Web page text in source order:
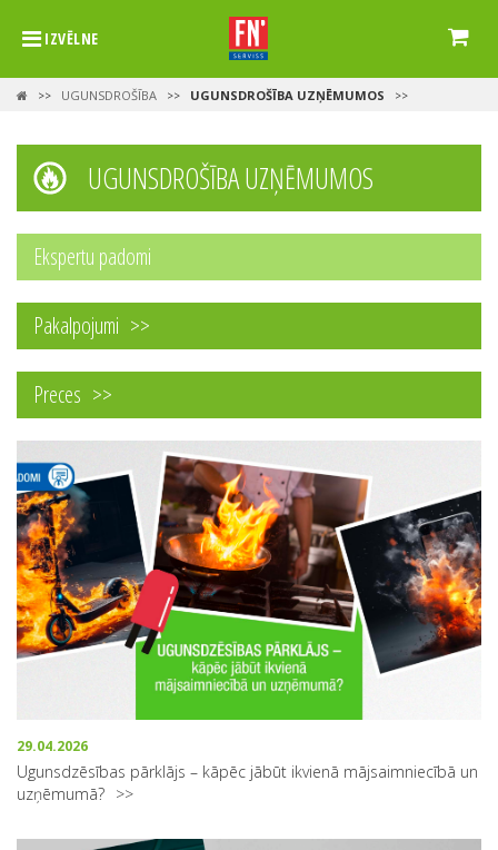
IZVĒLNE
>> UGUNSDROŠĪBA >> UGUNSDROŠĪBA UZŅĒMUMOS >>
UGUNSDROŠĪBA UZŅĒMUMOS
Ekspertu padomi
Pakalpojumi
Preces
29.04.2026
Ugunsdzēsības pārklājs – kāpēc jābūt ikvienā mājsaimniecībā un
uzņēmumā?